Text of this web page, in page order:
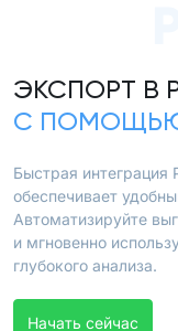
ЭКСПОРТ В
С ПОМОЩЬЮ
Быстрая интеграция
обеспечивает
Автоматизируйте
и мгновенно
глубокого анализа.
Начать сейчас